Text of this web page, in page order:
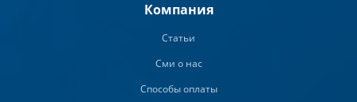
Компания
Статьи
Сми о нас
Способы оплаты